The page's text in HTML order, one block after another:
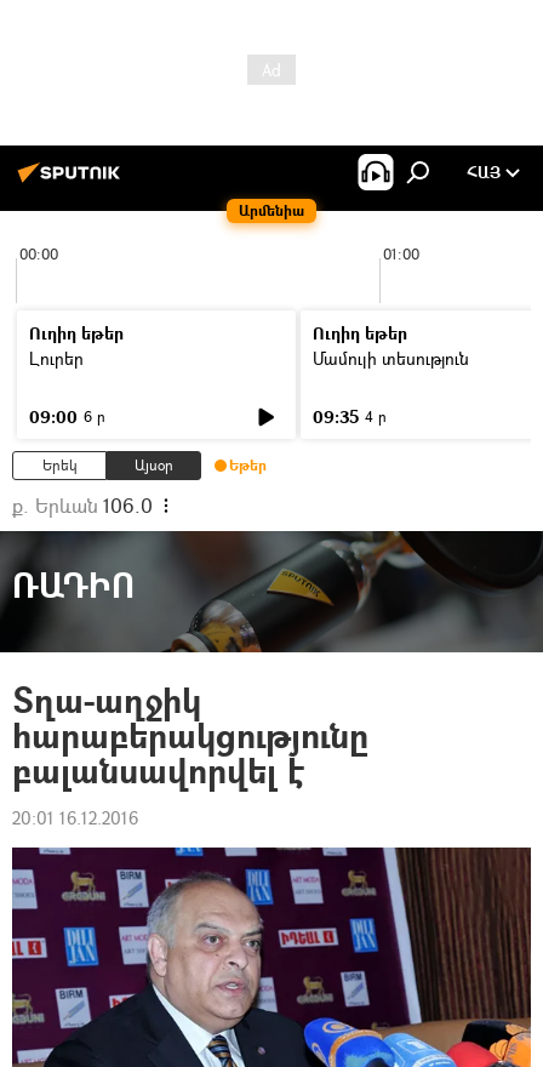
Արմենիա
ՀԱՅ
00:00 01:00
Ուղիղ եթեր
Լուրեր
09:00 6 ր
Ուղիղ եթեր
Մամուլի տեսություն
09:35 4 ր
Երեկ Այսօր Եթեր
ք. Երևան 106.0
ՌԱԴԻՈ
Տղա-աղջիկ
հարաբերակցությունը
բալանսավորվել է
20:01 16.12.2016